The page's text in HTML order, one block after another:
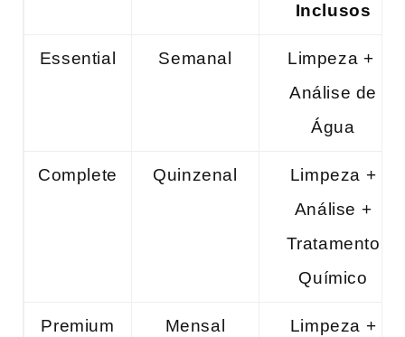
Inclusos
Essential Semanal
Limpeza + ​
Análise de
Água
Complete Quinzenal
Limpeza +
Análise +
Tratamento
Químico
Premium Mensal
Limpeza +